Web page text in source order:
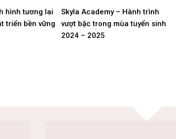
hình tương lai
triển bền vững
Skyla Academy – Hành trình
vượt bậc trong mùa tuyển sinh
2024 – 2025